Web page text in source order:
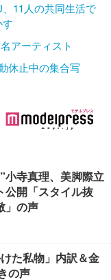
11人の共同生活で
アーティスト
休止中の集合写
小寺真理、美脚際立
公開「スタイル抜
」の声
た私物」内訳＆金
の声